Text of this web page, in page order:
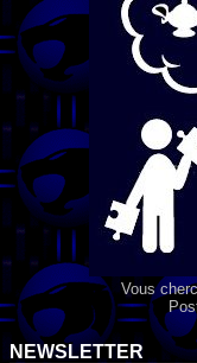
Vous
NEWSLETTER